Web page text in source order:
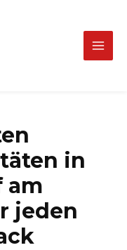
Main
in
am
jeden